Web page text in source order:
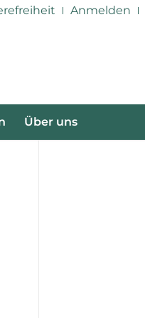
Anmelden
Über uns